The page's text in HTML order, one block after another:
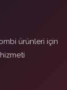
ürünleri için